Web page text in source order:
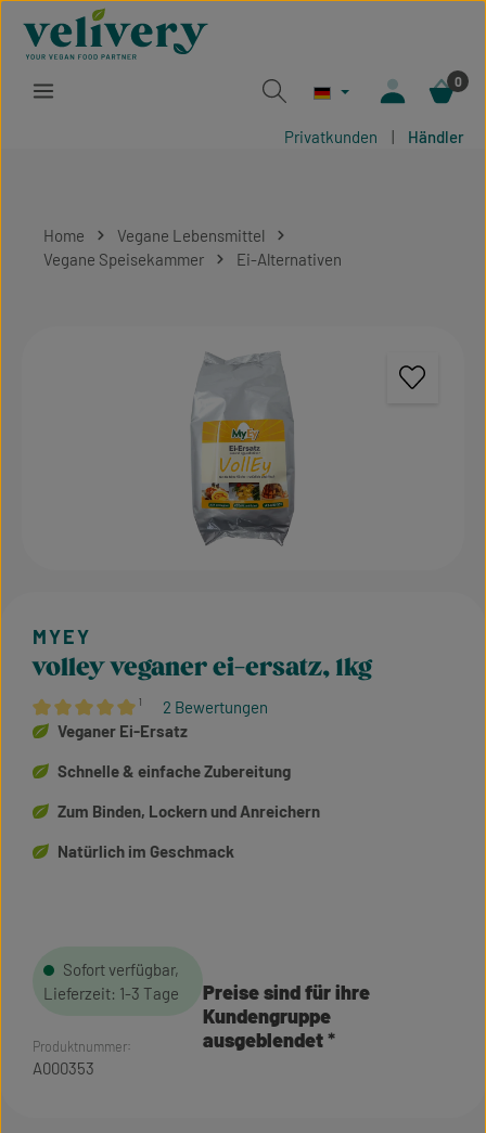
Zum Hauptinhalt springen
0
Privatkunden | Händler
Home
Vegane Lebensmittel
Vegane Speisekammer
Ei-Alternativen
Durchschnittliche Bewertung von 5 von 5 Sternen
¹ 2 Bewertungen
volley veganer ei-ersatz, 1kg
Veganer Ei-Ersatz
Schnelle & einfache Zubereitung
Zum Binden, Lockern und Anreichern
Natürlich im Geschmack
Preise sind für ihre
Kundengruppe
ausgeblendet
Sofort verfügbar,
Lieferzeit: 1-3 Tage
Produktnummer:
A000353